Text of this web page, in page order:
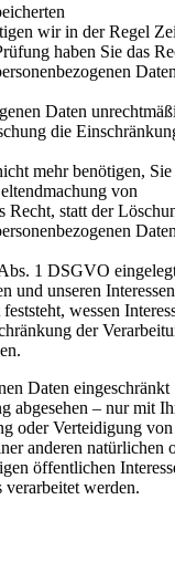
wir in der Regel
haben Sie das
Daten
die
mehr benötigen, Sie
von
Recht, statt der
1 DSGVO
und unseren Interessen
wessen
der
Daten eingeschränkt
abgesehen – nur mit
oder Verteidigung von
anderen natürlichen
öffentlichen
werden.